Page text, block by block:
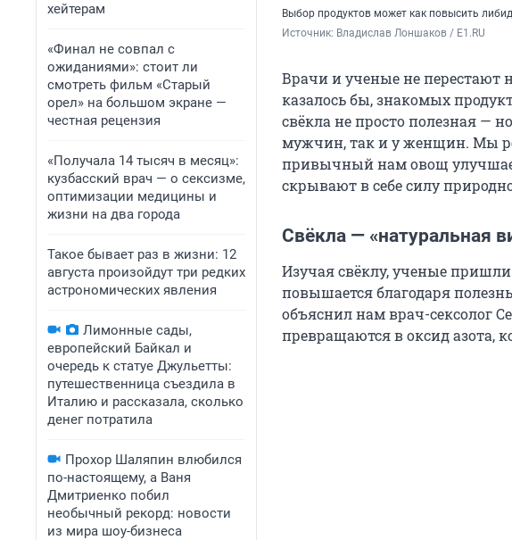
хейтерам
«Финал не совпал с
ожиданиями»: стоит ли
смотреть фильм «Старый
орел» на большом экране —
честная рецензия
«Получала 14 тысяч в месяц»:
кузбасский врач — о сексизме,
оптимизации медицины и
жизни на два города
Такое бывает раз в жизни: 12
августа произойдут три редких
астрономических явления
Лимонные сады,
европейский Байкал и
очередь к статуе Джульетты:
путешественница съездила в
Италию и рассказала, сколько
денег потратила
Прохор Шаляпин влюбился
по-настоящему, а Ваня
Дмитриенко побил
необычный рекорд: новости
из мира шоу-бизнеса
Выбор продуктов может как повысить
Источник: Владислав Лоншаков / E1.RU
Врачи и ученые не перестают
казалось бы, знакомых
свёкла не просто полезная —
мужчин, так и у женщин. Мы
привычный нам овощ
скрывают в себе силу
Свёкла — «натуральная
Изучая свёклу, ученые
повышается благодаря
объяснил нам врач-сексолог
превращаются в оксид азота,